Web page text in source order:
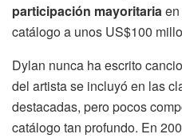
participación mayoritaria
catálogo a unos US$100
Dylan nunca ha escrito
del artista se incluyó en las
destacadas, pero pocos
catálogo tan profundo. En